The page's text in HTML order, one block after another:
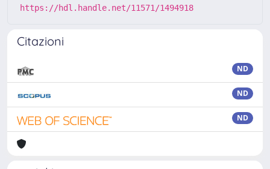
https://hdl.handle.net/11571/1494918
Citazioni
ND
ND
ND